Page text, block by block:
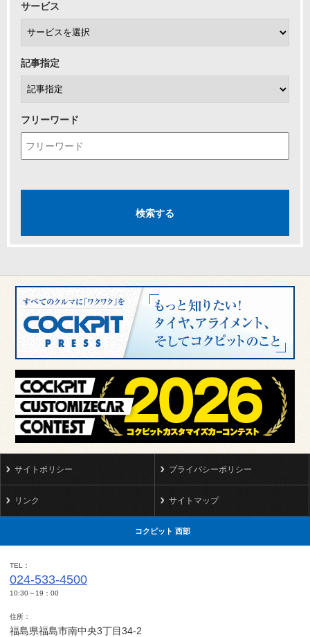
サービス
記事指定
フリーワード
サイトポリシー プライバシーポリシー
リンク サイトマップ
コクピット 西部
TEL
024-533-4500
10:30～19：00
住所
福島県福島市南中央3丁目34-2